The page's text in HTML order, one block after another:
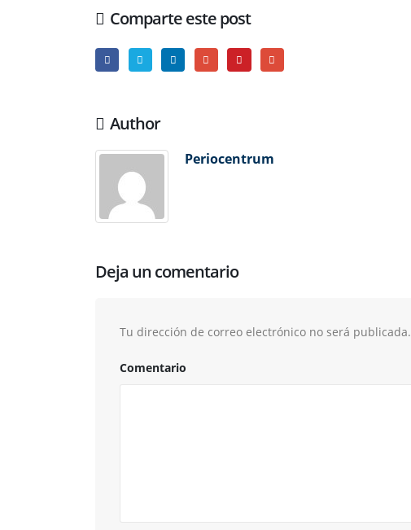
Comparte este post
Author
Periocentrum
Deja un comentario
Tu dirección de correo electrónico no será publicada.
Comentario